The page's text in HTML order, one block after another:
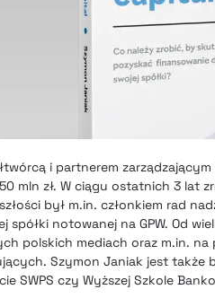
i partnerem
mln zł. W ciągu ostatnich 3 lat
był m.in. członkiem rad
spółki notowanej na GPW. Od
polskich mediach oraz m.in.
Szymon Janiak jest także
SWPS czy Wyższej Szkole